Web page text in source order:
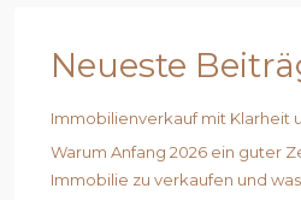
Neueste
Immobilienverkauf mit Klarheit
Warum Anfang 2026 ein guter
Immobilie zu verkaufen und